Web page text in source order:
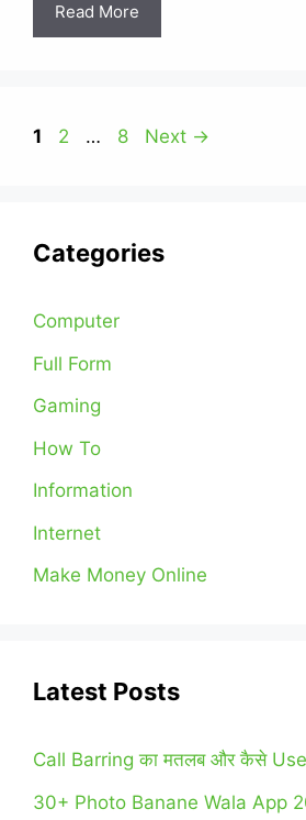
Read More
Page
1 Page
2 … Page
8 Next →
Categories
Computer
Full Form
Gaming
How To
Information
Internet
Make Money Online
Latest Posts
Call Barring का मतलब और कैसे
30+ Photo Banane Wala App